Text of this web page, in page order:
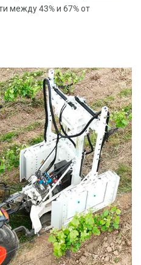
между 43% и 67% от